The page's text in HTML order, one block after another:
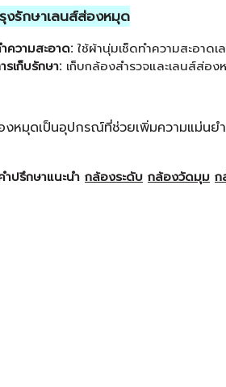
งรักษาเลนส์ส่องหมุด
ความสะอาด: ใช้ผ้านุ่มเช็ดทำความสะอาด
รเก็บรักษา: เก็บกล้องสำรวจและเลนส์ส่อ
งหมุดเป็นอุปกรณ์ที่ช่วยเพิ่มความแม่นย
ปรึกษาแนะนำ กล้องระดับ กล้องวัดมุม ก